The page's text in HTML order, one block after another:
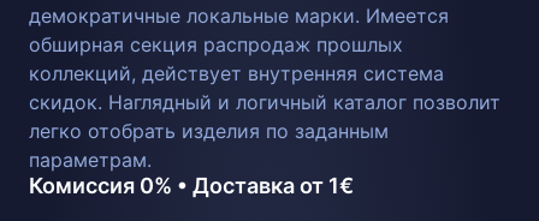
демократичные локальные марки. Имеется
обширная секция распродаж прошлых
коллекций, действует внутренняя система
скидок. Наглядный и логичный каталог позволит
легко отобрать изделия по заданным
параметрам.
Комиссия 0% • Доставка от 1€